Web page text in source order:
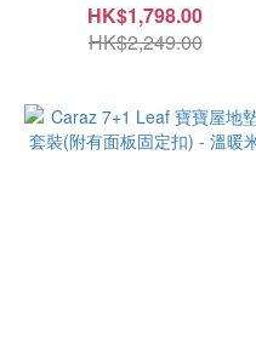
HK$1,798.00
HK$2,249.00